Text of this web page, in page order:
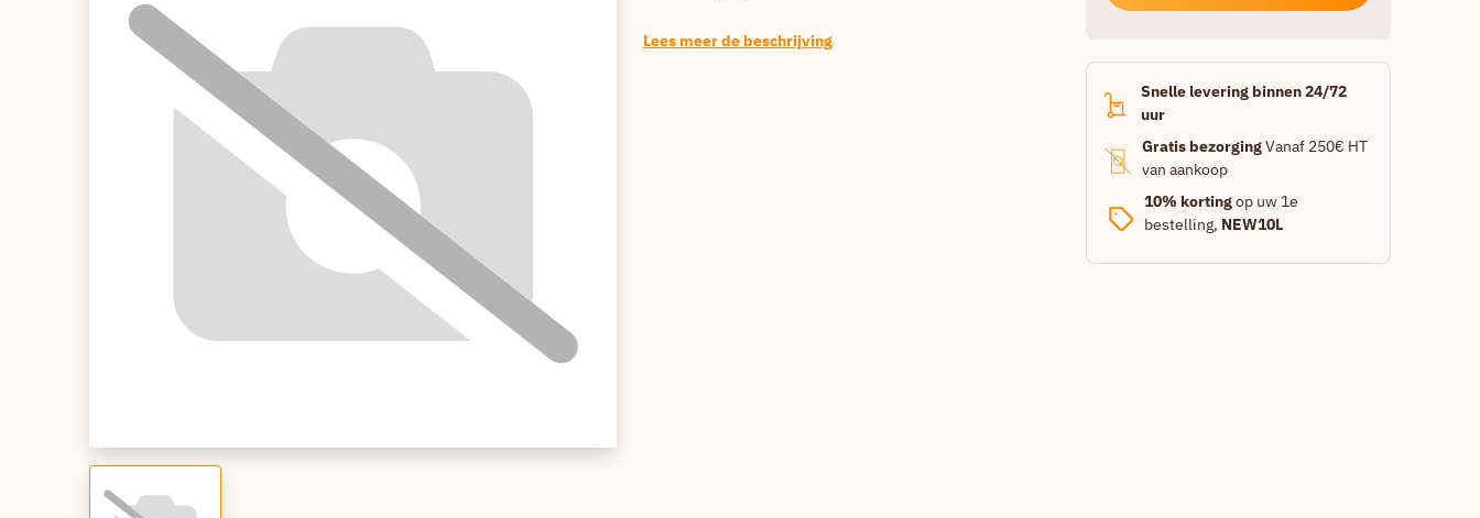
Lees meer de beschrijving
Snelle levering binnen 24/72
uur
Gratis bezorgingVanaf 250€ HT
van aankoop
10% kortingop uw 1e
bestelling, NEW10L